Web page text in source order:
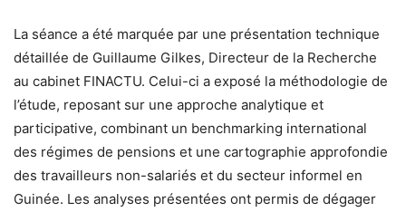
La séance a été marquée par une présentation technique
détaillée de Guillaume Gilkes, Directeur de la Recherche
au cabinet FINACTU. Celui-ci a exposé la méthodologie de
l’étude, reposant sur une approche analytique et
participative, combinant un benchmarking international
des régimes de pensions et une cartographie approfondie
des travailleurs non-salariés et du secteur informel en
Guinée. Les analyses présentées ont permis de dégager